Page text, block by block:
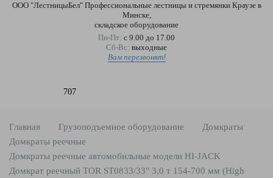
ООО "ЛестницыБел" Профессиональные лестницы и стремянки Краузе в
Минске,
складское оборудование
Пн-Пт: с 9.00 до 17.00
Сб-Вс: выходные
Вам перезвонят!
Главная Грузоподъемное оборудование
Домкраты
Домкраты реечные
Домкраты реечные автомобильные модели HI-JACK
Домкрат реечный TOR ST0833/33" 3,0 т 154-700 мм (High